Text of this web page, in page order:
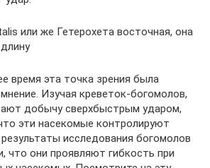
или же Гетерохета восточная, она
время эта точка зрения была
Изучая креветок-богомолов,
добычу сверхбыстрым ударом,
эти насекомые контролируют
исследования богомолов
что они проявляют гибкость при